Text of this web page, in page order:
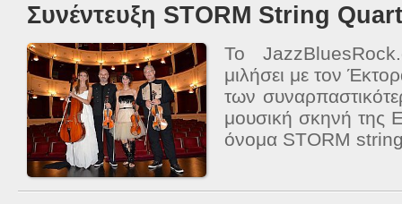
Συνέντευξη STORM String
To
μιλήσει με τον
των
μουσική σκηνή της
όνομα STORM